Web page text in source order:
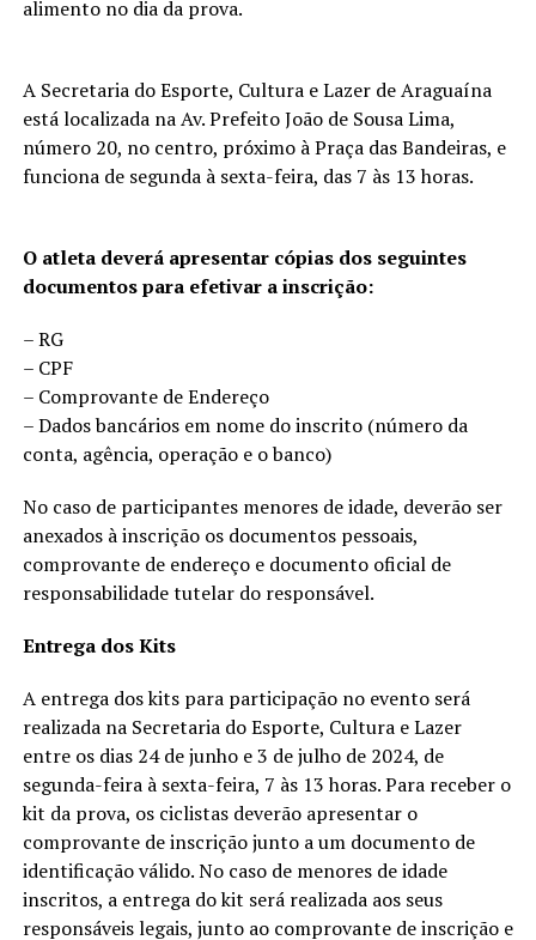
alimento no dia da prova.
A Secretaria do Esporte, Cultura e Lazer de Araguaína
está localizada na Av. Prefeito João de Sousa Lima,
número 20, no centro, próximo à Praça das Bandeiras, e
funciona de segunda à sexta-feira, das 7 às 13 horas.
O atleta deverá apresentar cópias dos seguintes
documentos para efetivar a inscrição:
– RG
– CPF
– Comprovante de Endereço
– Dados bancários em nome do inscrito (número da
conta, agência, operação e o banco)
No caso de participantes menores de idade, deverão ser
anexados à inscrição os documentos pessoais,
comprovante de endereço e documento oficial de
responsabilidade tutelar do responsável.
Entrega dos Kits
A entrega dos kits para participação no evento será
realizada na Secretaria do Esporte, Cultura e Lazer
entre os dias 24 de junho e 3 de julho de 2024, de
segunda-feira à sexta-feira, 7 às 13 horas. Para receber o
kit da prova, os ciclistas deverão apresentar o
comprovante de inscrição junto a um documento de
identificação válido. No caso de menores de idade
inscritos, a entrega do kit será realizada aos seus
responsáveis legais, junto ao comprovante de inscrição e